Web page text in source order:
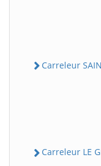
Carreleur
Carreleur LE